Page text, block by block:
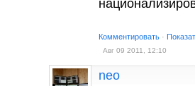
Комментировать ·
Авг 09 2011, 12:10
neo